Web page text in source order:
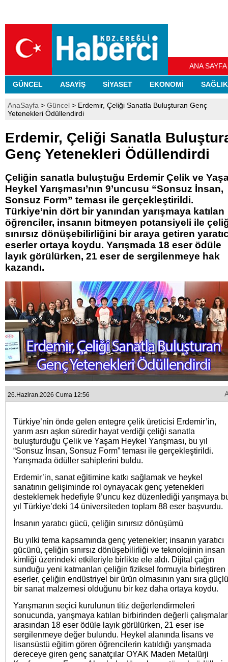
ANA SAYFA
GÜNCEL ASAYİŞ SİYASET EKONOMİ SAĞLIK
AnaSayfa > Güncel > Erdemir, Çeliği Sanatla Buluşturan Genç
Yetenekleri Ödüllendirdi
Erdemir, Çeliği Sanatla
Genç Yetenekleri Ödüllendirdi
Çeliğin sanatla buluştuğu Erdemir Çelik ve
Heykel Yarışması’nın 9’uncusu “Sonsuz İnsan,
Sonsuz Form” teması ile gerçekleştirildi.
Türkiye’nin dört bir yanından yarışmaya katılan
öğrenciler, insanın bitmeyen potansiyeli ile
sınırsız dönüşebilirliğini bir araya getiren
eserler ortaya koydu. Yarışmada 18 eser ödüle
layık görülürken, 21 eser de sergilenmeye hak
kazandı.
26.Haziran.2026 Cuma 12:56
Türkiye’nin önde gelen entegre çelik üreticisi Erdemir’in,
yarım asrı aşkın süredir hayat verdiği çeliği sanatla
buluşturduğu Çelik ve Yaşam Heykel Yarışması, bu yıl
“Sonsuz İnsan, Sonsuz Form” teması ile gerçekleştirildi.
Yarışmada ödüller sahiplerini buldu.
Erdemir’in, sanat eğitimine katkı sağlamak ve heykel
sanatının gelişiminde rol oynayacak genç yetenekleri
desteklemek hedefiyle 9’uncu kez düzenlediği yarışmaya
yıl Türkiye’deki 14 üniversiteden toplam 88 eser başvurdu.
İnsanın yaratıcı gücü, çeliğin sınırsız dönüşümü
Bu yılki tema kapsamında genç yetenekler; insanın yaratıcı
gücünü, çeliğin sınırsız dönüşebilirliği ve teknolojinin insan
kimliği üzerindeki etkileriyle birlikte ele aldı. Dijital çağın
sunduğu yeni katmanları çeliğin fiziksel formuyla birleştiren
eserler, çeliğin endüstriyel bir ürün olmasının yanı sıra güçlü
bir sanat malzemesi olduğunu bir kez daha ortaya koydu.
Yarışmanın seçici kurulunun titiz değerlendirmeleri
sonucunda, yarışmaya katılan birbirinden değerli çalışmalar
arasından 18 eser ödüle layık görülürken, 21 eser ise
sergilenmeye değer bulundu. Heykel alanında lisans ve
lisansüstü eğitim gören öğrencilerin katıldığı yarışmada
dereceye giren genç sanatçılar OYAK Maden Metalürji